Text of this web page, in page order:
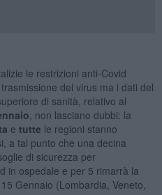
le restrizioni anti-Covid
del virus ma i dati del
di sanità, relativo al
, non lasciano dubbi: la
e tutte le regioni stanno
a tal punto che una decina
di sicurezza per
in ospedale e per 5 rimarrà la
Gennaio (Lombardia, Veneto,